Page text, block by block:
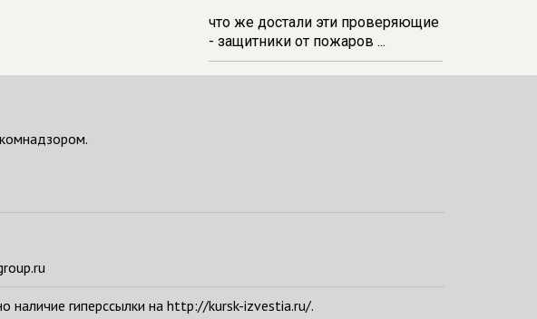
что же достали эти проверяющие
- защитники от пожаров ...
наличие гиперссылки на http://kursk-izvestia.ru/.